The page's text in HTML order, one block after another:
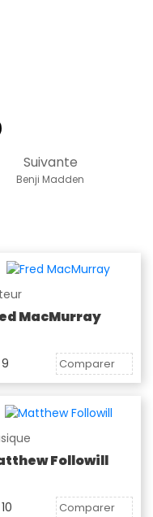
Suivante
Benji Madden
MacMurray
9 Comparer
Followill
10 Comparer